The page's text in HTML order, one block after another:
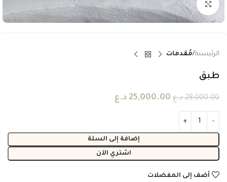
انقر للتكبير
الرئيسية مُقدمات
طبق
28,000.00 د.ع 25,000.00 د.ع
إضافة إلى السلة
اشتري الآن
أضف إلى المفضلات